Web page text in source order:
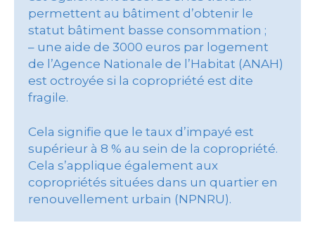
permettent au bâtiment d’obtenir le
statut bâtiment basse consommation ;
– une aide de 3000 euros par logement
de l’Agence Nationale de l’Habitat (ANAH)
est octroyée si la copropriété est dite
fragile.
Cela signifie que le taux d’impayé est
supérieur à 8 % au sein de la copropriété.
Cela s’applique également aux
copropriétés situées dans un quartier en
renouvellement urbain (NPNRU).